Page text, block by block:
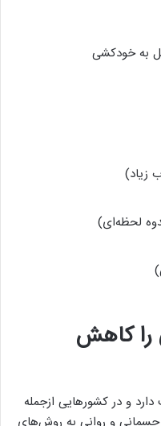
به خودکشی
زیاد)
لحظه‌ای)
را کاهش
از 3000 سال قدمت دارد و در کشورهایی ازجمله
جسمانی و روانی به روش‌های